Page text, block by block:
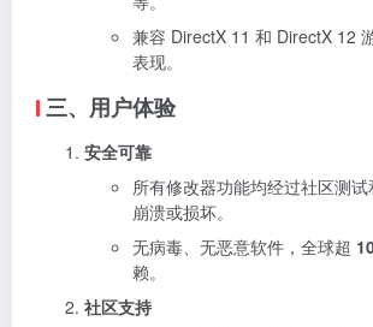
兼容 DirectX 11 和 DirectX 12
表现。
三、用户体验
安全可靠
所有修改器功能均经过社区测
崩溃或损坏。
无病毒、无恶意软件，全球超
赖。
社区支持